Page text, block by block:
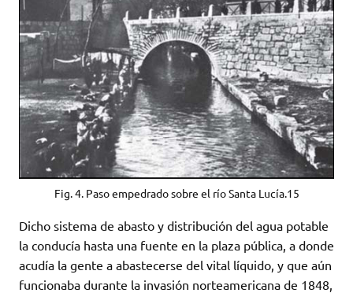
Fig. 4. Paso empedrado sobre el río Santa Lucía.15
Dicho sistema de abasto y distribución del agua potable
la conducía hasta una fuente en la plaza pública, a donde
acudía la gente a abastecerse del vital líquido, y que aún
funcionaba durante la invasión norteamericana de 1848,